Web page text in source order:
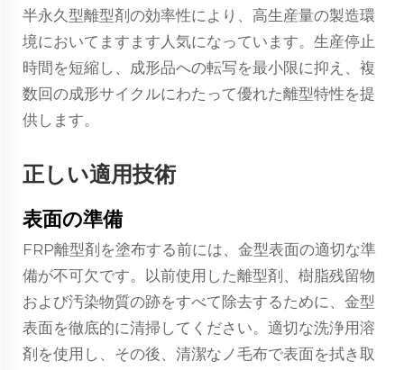
半永久型離型剤の効率性により、高生産量の製造環
境においてますます人気になっています。生産停止
時間を短縮し、成形品への転写を最小限に抑え、複
数回の成形サイクルにわたって優れた離型特性を提
供します。
正しい適用技術
表面の準備
FRP離型剤を塗布する前には、金型表面の適切な準
備が不可欠です。以前使用した離型剤、樹脂残留物
および汚染物質の跡をすべて除去するために、金型
表面を徹底的に清掃してください。適切な洗浄用溶
剤を使用し、その後、清潔なノ毛布で表面を拭き取